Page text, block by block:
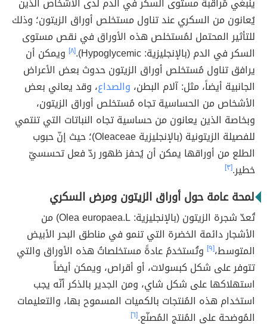
يُعانون من السكري عند تناول مستخلص أوراق الزيتون؛ وذلك
للتأثير المحتمل لمُستخلص هذه الأوراق في نقص مستوى
السكر في الدم (بالإنجليزية: Hypoglycemic).
[٨]
ويمكن أن
يرافق تناول مُستخلص أوراق الزيتون حدوث بعض الأعراض
الجانبية أيضاً، مثل: آلام البطن، والصداع، وقد يعاني بعض
الأشخاص من الحساسية تجاه مُستخلص أوراق الزيتون،
وبخاصة الذين يعانون من حساسية تجاه النباتات التي تنتمي
للفصيلة الزيتونية (بالإنجليزية Oleaceae)؛ حيث إنّ حبوب
الطلع من أوراقها يمكن أن يُحفز ظهور ردّ فعل تحسسيّ
خطير.[٣]
لمحة عامة حول أوراق الزيتون ومرض السكري
تُعدّ شجرة الزيتون (بالإنجليزية: Olea europaea.L) من
الأشجار دائمة الخضرة التي تنمو في مناطق البحر الأبيض
المتوسط،[٩]
وتُستخدمُ عادةً مستخلصاتُ هذه الأوراق والتي
تتوفر على شكل كبسولات، أو أقراص، ويمكن أيضاً
استهلاكها على شكل شاي، ومن الجدير بالذكر أنّه يجب
استخدام هذه المُنتجات بالكميات المسموح بها، والتعليمات
المُوضحة على المُنتج المُصنّع.[٦]